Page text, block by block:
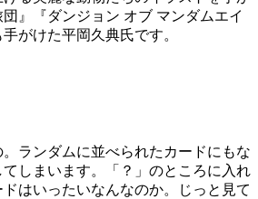
』『ダンジョン オブ マンダムエイ
がけた平岡久典氏です。
ランダムに並べられたカードにもな
しまいます。「？」のところに入れ
はいったいなんなのか。じっと見て